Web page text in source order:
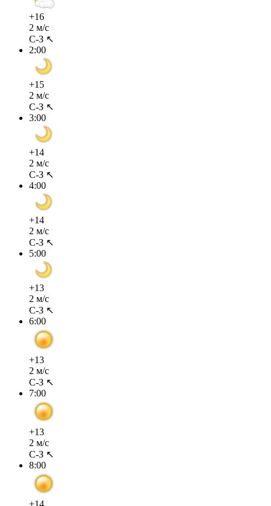
+16
2 м/с
С-З ↖
2:00
+15
2 м/с
С-З ↖
3:00
+14
2 м/с
С-З ↖
4:00
+14
2 м/с
С-З ↖
5:00
+13
2 м/с
С-З ↖
6:00
+13
2 м/с
С-З ↖
7:00
+13
2 м/с
С-З ↖
8:00
+14